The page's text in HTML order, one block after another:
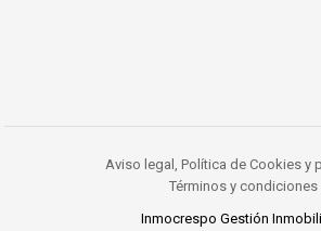
Aviso legal, Política de Cookies y
Términos y condiciones
Inmocrespo Gestión